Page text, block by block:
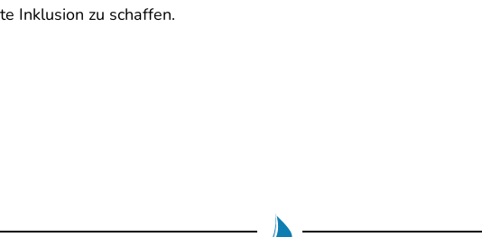
Inklusion zu schaffen.